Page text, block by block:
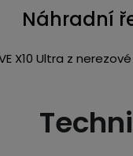
Náhradní
X10 Ultra z